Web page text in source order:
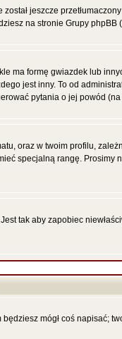
jeszcze
na stronie Grupy
ma formę gwiazdek lub
jest inny. To od
pytania o jej powód
oraz w twoim profilu,
specjalną rangę.
tak aby zapobiec
mógł coś napisać;